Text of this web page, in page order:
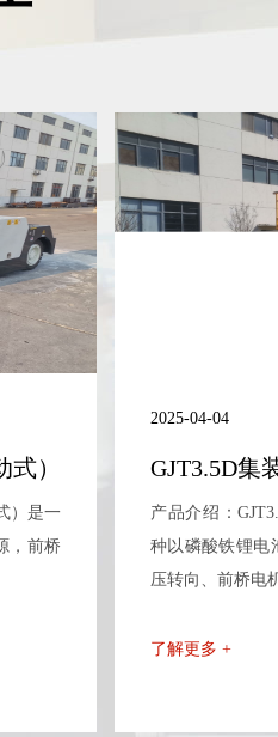
）
）是一
，前桥
2025-04-04
GJT3.5D集
产品介绍：
种以磷酸铁锂电
压转向、前桥电
了解更多 +